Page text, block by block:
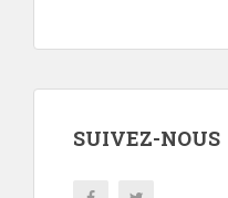
SUIVEZ-NOUS